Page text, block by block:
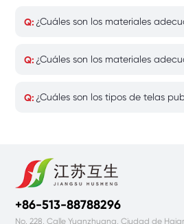
¿Cuáles son los materiales adecuados para las telas
¿Cuáles son los materiales adecuados para las telas
¿Cuáles son los tipos de telas
+86-513-88788296
No. 228, Calle Yuanzhuang, Ciudad de